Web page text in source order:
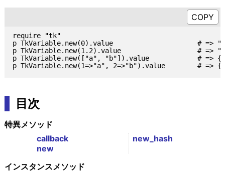
require "tk"
p TkVariable.new(0).value                     # =>
p TkVariable.new(1.2).value                   # =>
p TkVariable.new(["a", "b"]).value            # =>
目次
特異メソッド
callback
new
new_hash
インスタンスメソッド